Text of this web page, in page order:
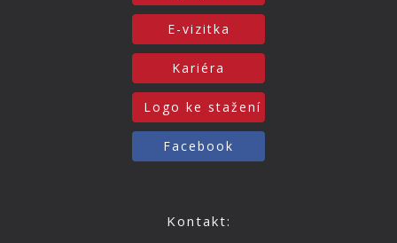
E-vizitka
Kariéra
Logo ke stažení
Facebook
Kontakt: